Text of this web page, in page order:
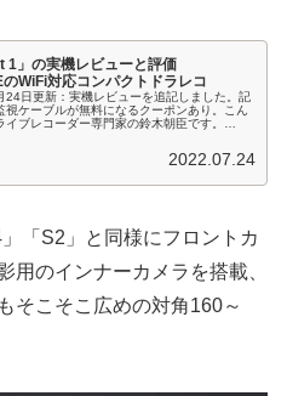
1」の実機レビューと評価
WiFi対応コンパクトドラレコ
日更新：実機レビューを追記しました。記
視ケーブルが無料になるクーポンあり。こん
イブレコーダー専門家の鈴木朝臣です。
2022.07.24
「S2」と同様にフロントカ
用のインナーカメラを搭載、
そこそこ広めの対角160～